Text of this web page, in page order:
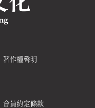
著作權聲明
會員約定條款